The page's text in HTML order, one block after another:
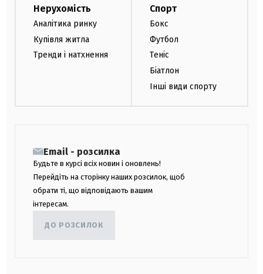
Нерухомість
Аналітика ринку
Купівля житла
Тренди і натхнення
Спорт
Бокс
Футбол
Теніс
Біатлон
Інші види спорту
Email - розсилка
Будьте в курсі всіх новин і оновлень!
Перейдіть на сторінку наших розсилок, щоб
обрати ті, що відповідають вашим
інтересам.
ДО РОЗСИЛОК